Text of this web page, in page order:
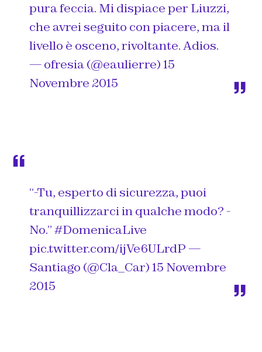
pura feccia. Mi dispiace per Liuzzi,
che avrei seguito con piacere, ma il
livello è osceno, rivoltante. Adios.
— ofresia (@eaulierre)15
Novembre 2015
“-Tu, esperto di sicurezza, puoi
tranquillizzarci in qualche modo? -
No.”#DomenicaLive
pic.twitter.com/ijVe6ULrdP—
Santiago (@Cla_Car)15 Novembre
2015